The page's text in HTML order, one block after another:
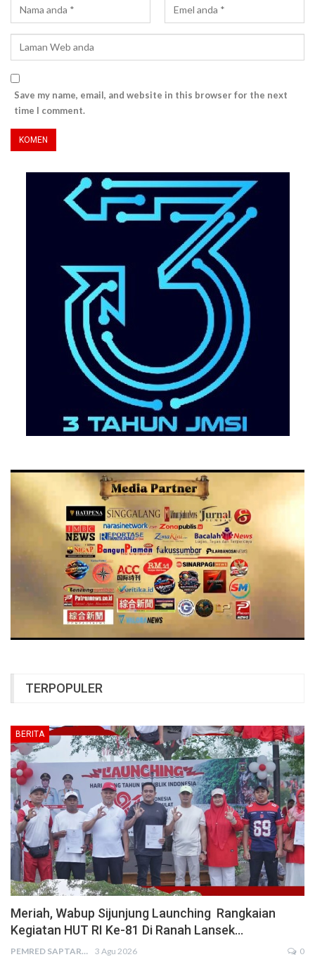
Save my name, email, and website in this browser for the next
time I comment.
TERPOPULER
BERITA
Meriah, Wabup Sijunjung Launching Rangkaian
Kegiatan HUT RI Ke-81 Di Ranah Lansek…
PEMRED SAPTARIUS 3 Agu 2026 0